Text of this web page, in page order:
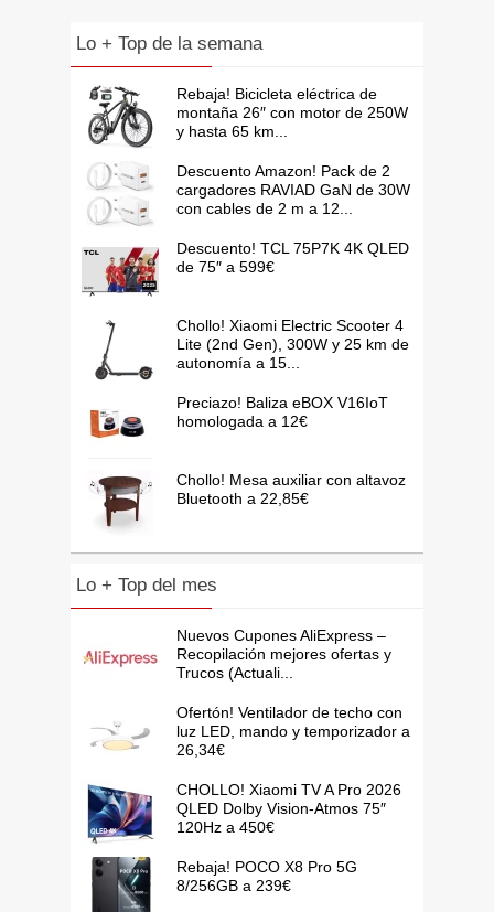
Lo + Top de la semana
Rebaja! Bicicleta eléctrica de
montaña 26″ con motor de 250W
y hasta 65 km...
Descuento Amazon! Pack de 2
cargadores RAVIAD GaN de 30W
con cables de 2 m a 12...
Descuento! TCL 75P7K 4K QLED
de 75″ a 599€
Chollo! Xiaomi Electric Scooter 4
Lite (2nd Gen), 300W y 25 km de
autonomía a 15...
Preciazo! Baliza eBOX V16IoT
homologada a 12€
Chollo! Mesa auxiliar con altavoz
Bluetooth a 22,85€
Lo + Top del mes
Nuevos Cupones AliExpress –
Recopilación mejores ofertas y
Trucos (Actuali...
Ofertón! Ventilador de techo con
luz LED, mando y temporizador a
26,34€
CHOLLO! Xiaomi TV A Pro 2026
QLED Dolby Vision-Atmos 75″
120Hz a 450€
Rebaja! POCO X8 Pro 5G
8/256GB a 239€